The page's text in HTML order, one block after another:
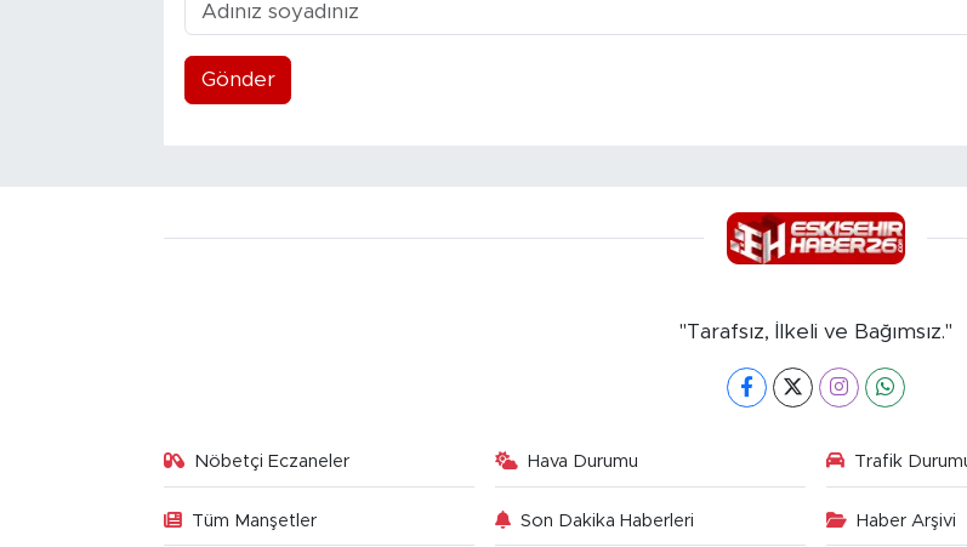
Gönder
"Tarafsız, İlkeli ve Bağımsız."
Nöbetçi Eczaneler Hava Durumu Trafik
Tüm Manşetler Son Dakika Haberleri Haber Arşivi